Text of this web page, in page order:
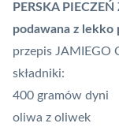
PERSKA
podawana z lekko
przepis JAMIEGO
składniki:
400 gramów dyni
oliwa z oliwek